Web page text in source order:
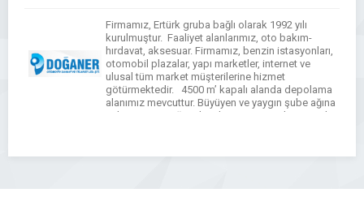
Firmamız, Ertürk gruba bağlı olarak 1992 yılı
kurulmuştur. Faaliyet alanlarımız, oto bakım-
hırdavat, aksesuar. Firmamız, benzin istasyonları,
otomobil plazalar, yapı marketler, internet ve
ulusal tüm market müşterilerine hizmet
götürmektedir. 4500 m’ kapalı alanda depolama
alanımız mevcuttur. Büyüyen ve yaygın şube ağına
sahip zincir mağazalara hizmet götürülmesinin her